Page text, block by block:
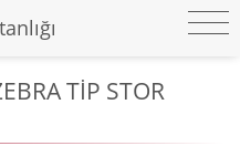
TİP STOR